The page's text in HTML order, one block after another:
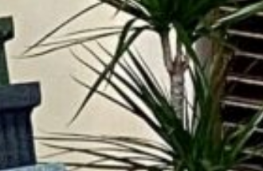
Оформлення без
відвідування банку
ViberTelegramMessenger